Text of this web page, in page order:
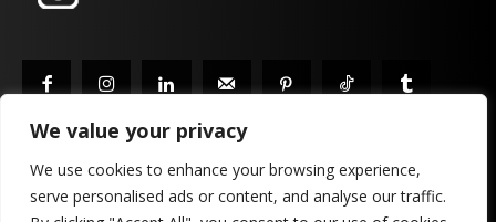
We value your privacy
We use cookies to enhance your browsing experience,
serve personalised ads or content, and analyse our traffic.
MENTIONS LÉGALES & CONFIDENTIALITÉ PUBLICITÉ